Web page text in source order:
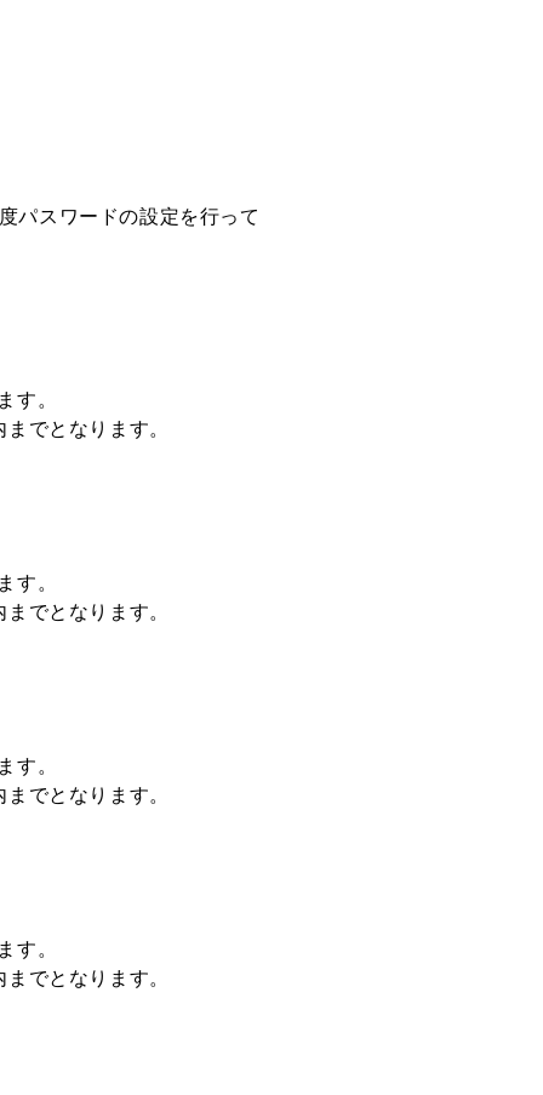
パスワードの設定を行って
す。
でとなります。
す。
でとなります。
す。
でとなります。
す。
でとなります。